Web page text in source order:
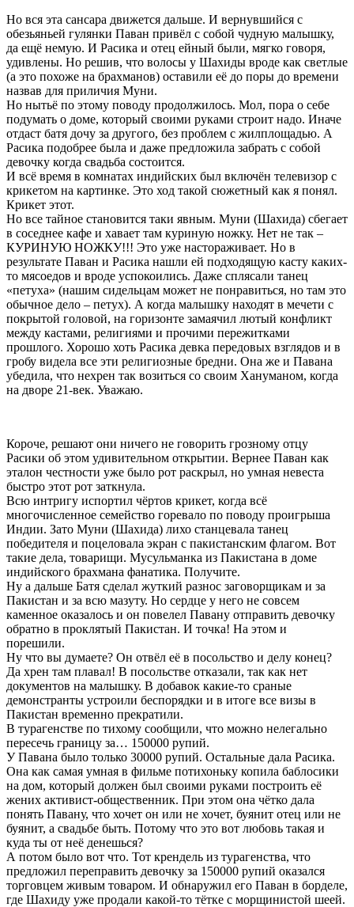
Но вся эта сансара движется дальше. И вернувшийся с
обезьяньей гулянки Паван привёл с собой чудную малышку,
да ещё немую. И Расика и отец ейный были, мягко говоря,
удивлены. Но решив, что волосы у Шахиды вроде как светлые
(а это похоже на брахманов) оставили её до поры до времени
назвав для приличия Муни.
Но нытьё по этому поводу продолжилось. Мол, пора о себе
подумать о доме, который своими руками строит надо. Иначе
отдаст батя дочу за другого, без проблем с жилплощадью. А
Расика подобрее была и даже предложила забрать с собой
девочку когда свадьба состоится.
И всё время в комнатах индийских был включён телевизор с
крикетом на картинке. Это ход такой сюжетный как я понял.
Крикет этот.
Но все тайное становится таки явным. Муни (Шахида) сбегает
в соседнее кафе и хавает там куриную ножку. Нет не так –
КУРИНУЮ НОЖКУ!!! Это уже настораживает. Но в
результате Паван и Расика нашли ей подходящую касту каких-
то мясоедов и вроде успокоились. Даже сплясали танец
«петуха» (нашим сидельцам может не понравиться, но там это
обычное дело – петух). А когда малышку находят в мечети с
покрытой головой, на горизонте замаячил лютый конфликт
между кастами, религиями и прочими пережитками
прошлого. Хорошо хоть Расика девка передовых взглядов и в
гробу видела все эти религиозные бредни. Она же и Павана
убедила, что нехрен так возиться со своим Хануманом, когда
на дворе 21-век. Уважаю.
Короче, решают они ничего не говорить грозному отцу
Расики об этом удивительном открытии. Вернее Паван как
эталон честности уже было рот раскрыл, но умная невеста
быстро этот рот заткнула.
Всю интригу испортил чёртов крикет, когда всё
многочисленное семейство горевало по поводу проигрыша
Индии. Зато Муни (Шахида) лихо станцевала танец
победителя и поцеловала экран с пакистанским флагом. Вот
такие дела, товарищи. Мусульманка из Пакистана в доме
индийского брахмана фанатика. Получите.
Ну а дальше Батя сделал жуткий разнос заговорщикам и за
Пакистан и за всю мазуту. Но сердце у него не совсем
каменное оказалось и он повелел Павану отправить девочку
обратно в проклятый Пакистан. И точка! На этом и
порешили.
Ну что вы думаете? Он отвёл её в посольство и делу конец?
Да хрен там плавал! В посольстве отказали, так как нет
документов на малышку. В добавок какие-то сраные
демонстранты устроили беспорядки и в итоге все визы в
Пакистан временно прекратили.
В турагенстве по тихому сообщили, что можно нелегально
пересечь границу за… 150000 рупий.
У Павана было только 30000 рупий. Остальные дала Расика.
Она как самая умная в фильме потихоньку копила баблосики
на дом, который должен был своими руками построить её
жених активист-общественник. При этом она чётко дала
понять Павану, что хочет он или не хочет, буянит отец или не
буянит, а свадьбе быть. Потому что это вот любовь такая и
куда ты от неё денешься?
А потом было вот что. Тот крендель из турагенства, что
предложил переправить девочку за 150000 рупий оказался
торговцем живым товаром. И обнаружил его Паван в борделе,
где Шахиду уже продали какой-то тётке с морщинистой шеей.